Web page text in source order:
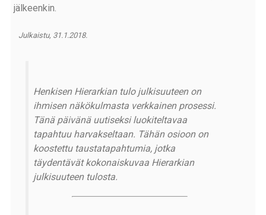
jälkeenkin.
Julkaistu, 31.1.2018.
Henkisen Hierarkian tulo julkisuuteen on
ihmisen näkökulmasta verkkainen prosessi.
Tänä päivänä uutiseksi luokiteltavaa
tapahtuu harvakseltaan. Tähän osioon on
koostettu taustatapahtumia, jotka
täydentävät kokonaiskuvaa Hierarkian
julkisuuteen tulosta.